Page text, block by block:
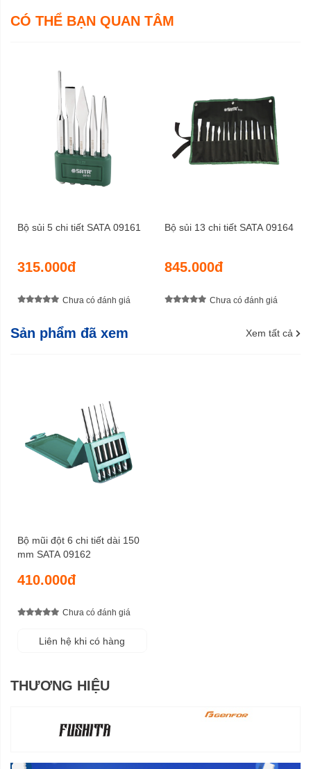
CÓ THỂ BẠN QUAN TÂM
Bộ sủi 5 chi tiết SATA 09161
315.000đ
Chưa có đánh giá
Bộ sủi 13 chi tiết SATA 09164
845.000đ
Chưa có đánh giá
Sản phẩm đã xem Xem tất cả
Bộ mũi đột 6 chi tiết dài 150
mm SATA 09162
410.000đ
Chưa có đánh giá
Liên hệ khi có hàng
THƯƠNG HIỆU